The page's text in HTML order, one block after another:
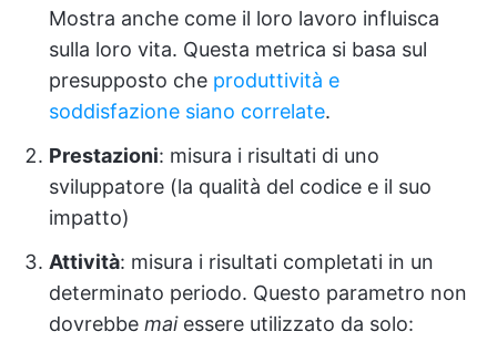
Mostra anche come il loro lavoro influisca
sulla loro vita. Questa metrica si basa sul
presupposto che produttività e
soddisfazione siano correlate.
Prestazioni: misura i risultati di uno
sviluppatore (la qualità del codice e il suo
impatto)
Attività: misura i risultati completati in un
determinato periodo. Questo parametro non
dovrebbe maiessere utilizzato da solo: